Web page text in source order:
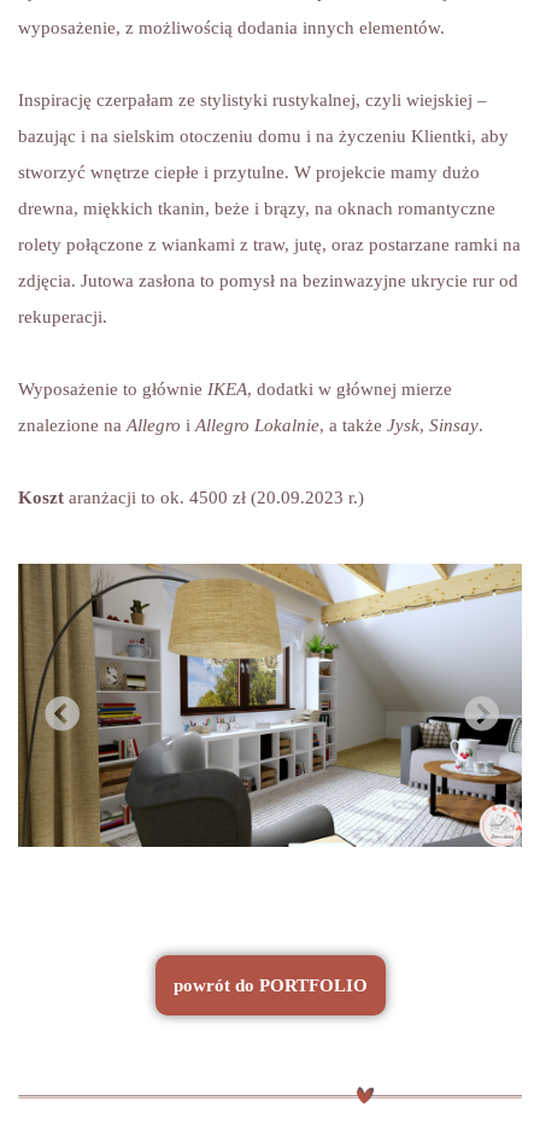
wyposażenie, z możliwością dodania innych elementów.
Inspirację czerpałam ze stylistyki rustykalnej, czyli wiejskiej –
bazując i na sielskim otoczeniu domu i na życzeniu Klientki, aby
stworzyć wnętrze ciepłe i przytulne. W projekcie mamy dużo
drewna, miękkich tkanin, beże i brązy, na oknach romantyczne
rolety połączone z wiankami z traw, jutę, oraz postarzane ramki na
zdjęcia. Jutowa zasłona to pomysł na bezinwazyjne ukrycie rur od
rekuperacji.
Wyposażenie to głównie IKEA, dodatki w głównej mierze
znalezione na Allegro i Allegro Lokalnie, a także Jysk, Sinsay.
Koszt aranżacji to ok. 4500 zł (20.09.2023 r.)
powrót do PORTFOLIO